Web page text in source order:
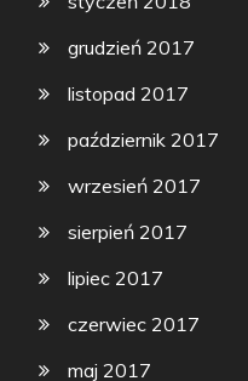
grudzień 2017
listopad 2017
październik 2017
wrzesień 2017
sierpień 2017
lipiec 2017
czerwiec 2017
maj 2017